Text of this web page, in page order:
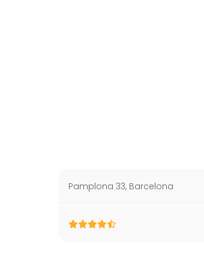
Pamplona 33, Barcelona